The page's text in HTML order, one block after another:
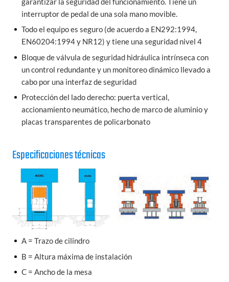
interruptor de pedal de una sola mano movible.
Todo el equipo es seguro (de acuerdo a EN292:1994,
EN60204:1994 y NR12) y tiene una seguridad nivel 4
Bloque de válvula de seguridad hidráulica intrínseca con
un control redundante y un monitoreo dinámico llevado a
cabo por una interfaz de seguridad
Protección del lado derecho: puerta vertical,
accionamiento neumático, hecho de marco de aluminio y
placas transparentes de policarbonato
Especificaciones técnicas
A = Trazo de cilindro
B = Altura máxima de instalación
C = Ancho de la mesa